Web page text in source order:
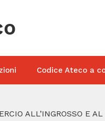
Codice Ateco a
ALL’INGROSSO E